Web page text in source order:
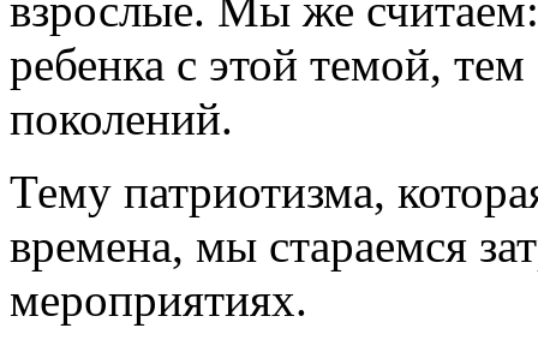
взрослые. Мы же
ребенка с этой темой,
поколений.
Тему патриотизма,
времена, мы стараемся
мероприятиях.